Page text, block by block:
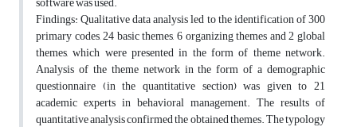
Findings: Qualitative data analysis led to the identification of 300
primary codes, 24 basic themes, 6 organizing themes and 2 global
themes, which were presented in the form of theme network.
Analysis of the theme network in the form of a demographic
questionnaire (in the quantitative section) was given to 21
academic experts in behavioral management. The results of
quantitative analysis confirmed the obtained themes. The typology